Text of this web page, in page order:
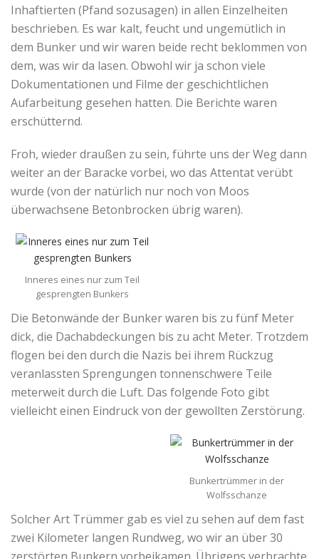
Inhaftierten (Pfand sozusagen) in allen Einzelheiten
beschrieben. Es war kalt, feucht und ungemütlich in
dem Bunker und wir waren beide recht beklommen von
dem, was wir da lasen. Obwohl wir ja schon viele
Dokumentationen und Filme der geschichtlichen
Aufarbeitung gesehen hatten. Die Berichte waren
erschütternd.
Froh, wieder draußen zu sein, führte uns der Weg dann
weiter an der Baracke vorbei, wo das Attentat verübt
wurde (von der natürlich nur noch von Moos
überwachsene Betonbrocken übrig waren).
Inneres eines nur zum Teil
gesprengten Bunkers
Die Betonwände der Bunker waren bis zu fünf Meter
dick, die Dachabdeckungen bis zu acht Meter. Trotzdem
flogen bei den durch die Nazis bei ihrem Rückzug
veranlassten Sprengungen tonnenschwere Teile
meterweit durch die Luft. Das folgende Foto gibt
vielleicht einen Eindruck von der gewollten Zerstörung.
Bunkertrümmer in der
Wolfsschanze
Solcher Art Trümmer gab es viel zu sehen auf dem fast
zwei Kilometer langen Rundweg, wo wir an über 30